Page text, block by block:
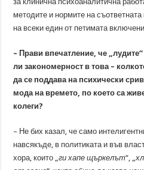
методите и нормите на
на всеки един от петимата
– Прави впечатление, че
ли закономерност в това –
да се поддава на психически
мода на времето, по което са
колеги?
– Не бих казал, че само
навсякъде, в политиката и във
хора, които „ги хапе щъркелът“, „